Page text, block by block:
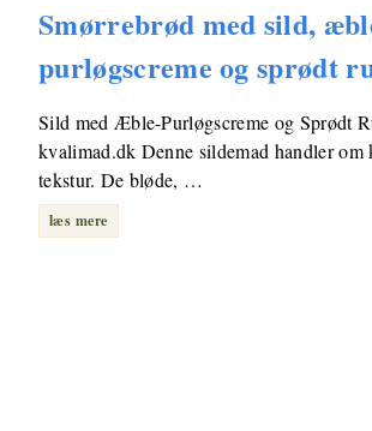
Smørrebrød med sild,
purløgscreme og sprødt
Sild med Æble-Purløgscreme og Sprødt
kvalimad.dk Denne sildemad handler om
tekstur. De bløde, …
læs mere